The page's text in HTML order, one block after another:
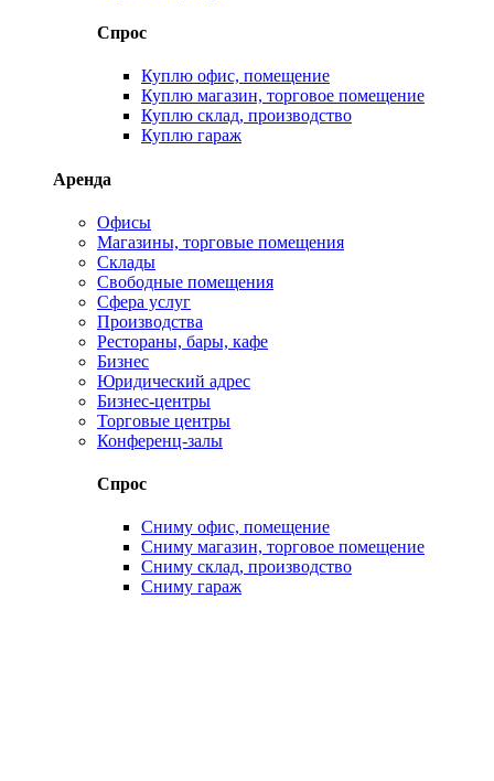
Спрос
Куплю офис, помещение
Куплю магазин, торговое помещение
Куплю склад, производство
Куплю гараж
Аренда
Офисы
Магазины, торговые помещения
Склады
Свободные помещения
Сфера услуг
Производства
Рестораны, бары, кафе
Бизнес
Юридический адрес
Бизнес-центры
Торговые центры
Конференц-залы
Спрос
Сниму офис, помещение
Сниму магазин, торговое помещение
Сниму склад, производство
Сниму гараж